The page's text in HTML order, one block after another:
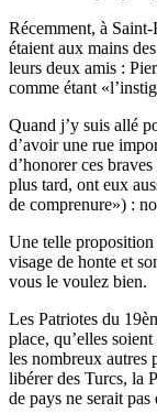
Récemment, à
étaient aux mains
leurs deux amis :
comme étant
Quand j’y suis allé
d’avoir une rue
d’honorer ces
plus tard, ont eux
de comprenure») :
Une telle proposition
visage de honte et
vous le voulez bien.
Les Patriotes du
place, qu’elles
les nombreux autres
libérer des Turcs, la
de pays ne serait pas